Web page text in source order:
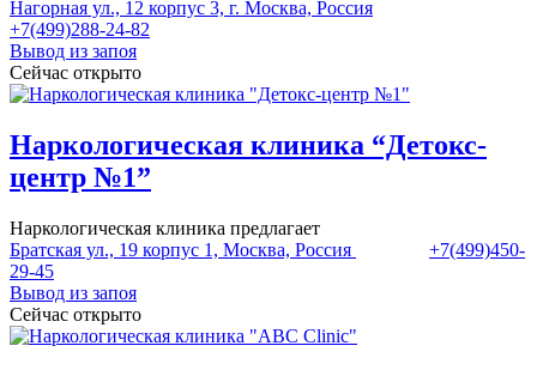
Нагорная ул., 12 корпус 3, г. Москва, Россия
+7(499)288-24-82
Вывод из запоя
Сейчас открыто
Наркологическая клиника “Детокс-
центр №1”
Наркологическая клиника предлагает
Братская ул., 19 корпус 1, Москва, Россия
+7(499)450-
29-45
Вывод из запоя
Сейчас открыто